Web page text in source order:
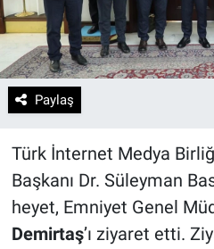
Paylaş
Türk İnternet Medya
Başkanı Dr. Süleyman
heyet, Emniyet Genel
Demirtaş’ı ziyaret etti.